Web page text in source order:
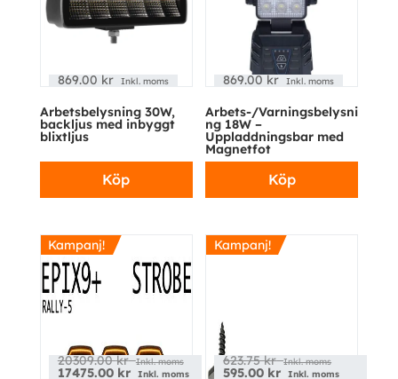
869.00 kr Inkl. moms
Arbetsbelysning 30W,
backljus med inbyggt
blixtljus
Köp
869.00kr Inkl. moms
Arbets-/Varningsbelysni
ng 18W –
Uppladdningsbar med
Magnetfot
Köp
Kampanj!
20309.00kr Inkl. moms
17475.00 kr Inkl. moms
Kampanj!
623.75kr Inkl. moms
595.00 kr Inkl. moms